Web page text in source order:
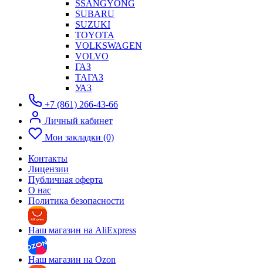
SSANGYONG
SUBARU
SUZUKI
TOYOTA
VOLKSWAGEN
VOLVO
ГАЗ
ТАГАЗ
УАЗ
+7 (861) 266-43-66
Личный кабинет
Мои закладки (0)
Контакты
Лицензии
Публичная оферта
О нас
Политика безопасности
Наш магазин на AliExpress
Наш магазин на Ozon